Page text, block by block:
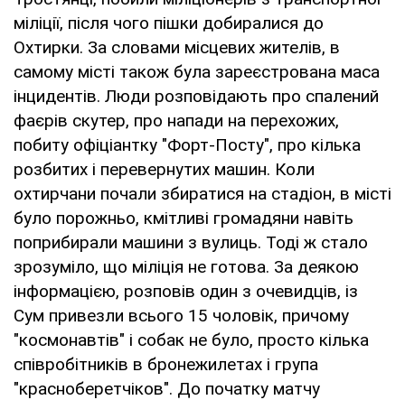
міліції, після чого пішки добиралися до
Охтирки. За словами місцевих жителів, в
самому місті також була зареєстрована маса
інцидентів. Люди розповідають про спалений
фаєрів скутер, про напади на перехожих,
побиту офіціантку "Форт-Посту", про кілька
розбитих і перевернутих машин. Коли
охтирчани почали збиратися на стадіон, в місті
було порожньо, кмітливі громадяни навіть
поприбирали машини з вулиць. Тоді ж стало
зрозуміло, що міліція не готова. За деякою
інформацією, розповів один з очевидців, із
Сум привезли всього 15 чоловік, причому
"космонавтів" і собак не було, просто кілька
співробітників в бронежилетах і група
"красноберетчіков". До початку матчу